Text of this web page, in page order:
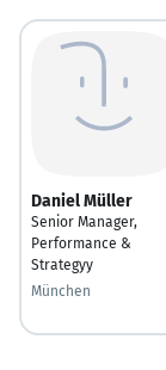
Daniel Müller
Senior Manager,
Performance &
Strategyy
München